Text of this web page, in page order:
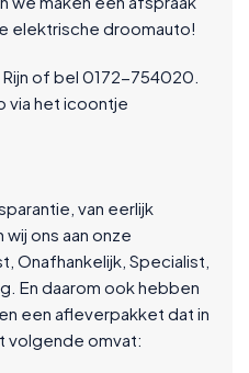
elektrische droomauto!
Rijn of bel 0172-754020.
via het icoontje
van eerlijk
ons aan onze
Onafhankelijk, Specialist,
En daarom ook hebben
een afleverpakket dat in
volgende omvat: